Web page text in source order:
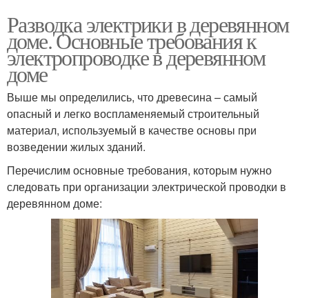
Разводка электрики в деревянном
доме. Основные требования к
электропроводке в деревянном
доме
Выше мы определились, что древесина – самый
опасный и легко воспламеняемый строительный
материал, используемый в качестве основы при
возведении жилых зданий.
Перечислим основные требования, которым нужно
следовать при организации электрической проводки в
деревянном доме: